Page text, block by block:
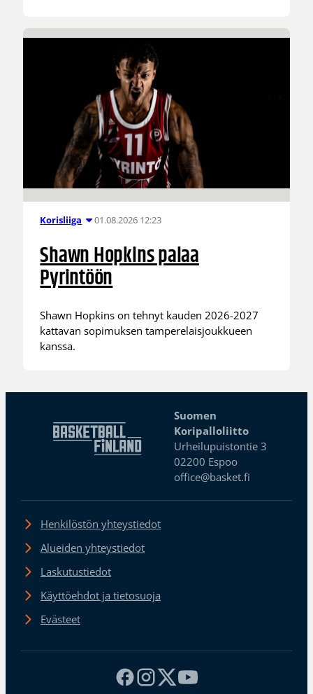
Korisliiga 01.08.2026 12:23
Shawn Hopkins palaa
Pyrintöön
Shawn Hopkins on tehnyt kauden 2026-2027
kattavan sopimuksen tamperelaisjoukkueen
kanssa.
Suomen
Koripalloliitto
Urheilupuistontie 3
02200 Espoo
office@basket.fi
Henkilöstön yhteystiedot
Alueiden yhteystiedot
Laskutustiedot
Käyttöehdot ja tietosuoja
Evästeet